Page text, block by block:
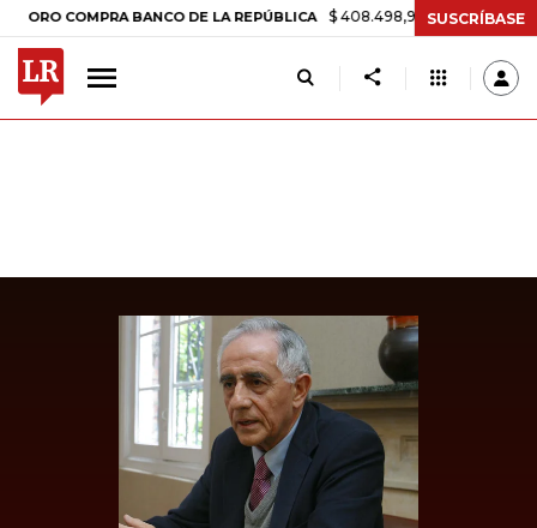
COMPRA BANCO DE LA REPÚBLICA $ 408.498,97 +$ 8.753,81 +2,19%
SUSCRÍBASE